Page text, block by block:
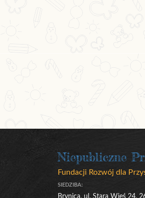
Niepubliczne
Fundacji Rozwój dla
SIEDZIBA:
Brynica, ul. Stara Wieś 24,